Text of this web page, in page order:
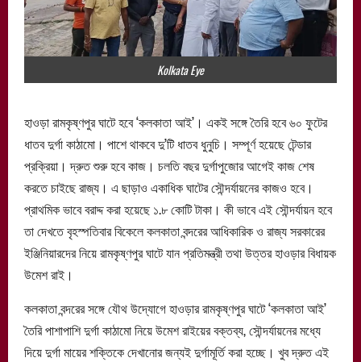
Kolkata Eye
হাওড়া রামকৃষ্ণপুর ঘাটে হবে ‘কলকাতা আই’। একই সঙ্গে তৈরি হবে ৬০ ফুটের
ধাতব দুর্গা কাঠামো। পাশে থাকবে দু’টি ধাতব ধুনুচি। সম্পূর্ণ হয়েছে টেন্ডার
প্রক্রিয়া। দ্রুত শুরু হবে কাজ। চলতি বছর দুর্গাপুজোর আগেই কাজ শেষ
করতে চাইছে রাজ্য। এ ছাড়াও একাধিক ঘাটের সৌন্দর্যায়নের কাজও হবে।
প্রাথমিক ভাবে বরাদ্দ করা হয়েছে ১.৮ কোটি টাকা। কী ভাবে এই সৌন্দর্যায়ন হবে
তা দেখতে বৃহস্পতিবার বিকেলে কলকাতা বন্দরের আধিকারিক ও রাজ্য সরকারের
ইঞ্জিনিয়ারদের নিয়ে রামকৃষ্ণপুর ঘাটে যান প্রতিমন্ত্রী তথা উত্তর হাওড়ার বিধায়ক
উমেশ রাই।
কলকাতা বন্দরের সঙ্গে যৌথ উদ্যোগে হাওড়ার রামকৃষ্ণপুর ঘাটে ‘কলকাতা আই’
তৈরি পাশাপাশি দুর্গা কাঠামো নিয়ে উমেশ রাইয়ের বক্তব্য, সৌন্দর্যায়নের মধ্যে
দিয়ে দুর্গা মায়ের শক্তিকে দেখানোর জন্যই দুর্গামূর্তি করা হচ্ছে। খুব দ্রুত এই